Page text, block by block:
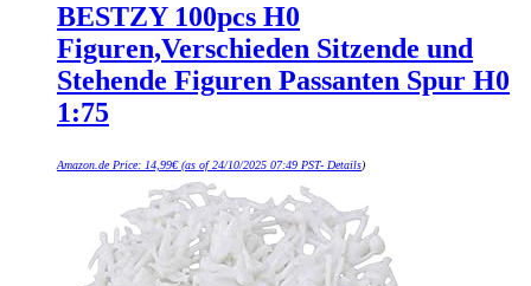
BESTZY 100pcs H0
Figuren,Verschieden Sitzende und
Stehende Figuren Passanten Spur H0
1:75
Amazon.de Price: 14,99€(as of 24/10/2025 07:49 PST- Details)